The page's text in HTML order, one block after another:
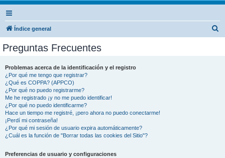
Índice general
Preguntas Frecuentes
Problemas acerca de la identificación y el registro
¿Por qué me tengo que registrar?
¿Qué es COPPA? (APPCO)
¿Por qué no puedo registrarme?
Me he registrado ¡y no me puedo identificar!
¿Por qué no puedo identificarme?
Hace un tiempo me registré, ¡pero ahora no puedo conectarme!
¡Perdí mi contraseña!
¿Por qué mi sesión de usuario expira automáticamente?
¿Cuál es la función de "Borrar todas las cookies del Sitio"?
Preferencias de usuario y configuraciones